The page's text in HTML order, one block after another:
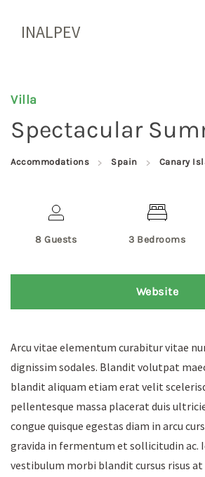
INALPEV
Villa
Spectacular
Accommodations Spain Canary
8 Guests 3 Bedrooms
Website
Arcu vitae elementum curabitur vitae
dignissim sodales. Blandit volutpat
blandit aliquam etiam erat velit
pellentesque massa placerat duis
congue quisque egestas diam in arcu
gravida in fermentum et sollicitudin ac.
vestibulum morbi blandit cursus risus